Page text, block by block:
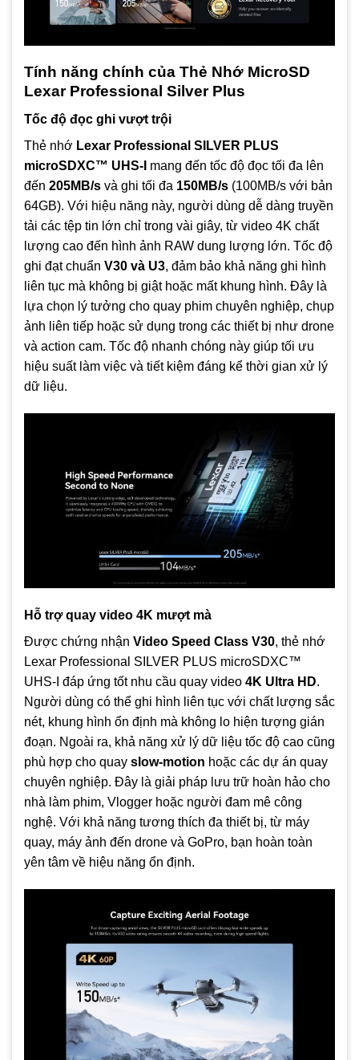
Tính năng chính của Thẻ Nhớ MicroSD
Lexar Professional Silver Plus
Tốc độ đọc ghi vượt trội
Thẻ nhớ Lexar Professional SILVER PLUS
microSDXC™ UHS‑I mang đến tốc độ đọc tối đa lên
đến 205MB/s và ghi tối đa 150MB/s (100MB/s với bản
64GB). Với hiệu năng này, người dùng dễ dàng truyền
tải các tệp tin lớn chỉ trong vài giây, từ video 4K chất
lượng cao đến hình ảnh RAW dung lượng lớn. Tốc độ
ghi đạt chuẩn V30 và U3, đảm bảo khả năng ghi hình
liên tục mà không bị giật hoặc mất khung hình. Đây là
lựa chọn lý tưởng cho quay phim chuyên nghiệp, chụp
ảnh liên tiếp hoặc sử dụng trong các thiết bị như drone
và action cam. Tốc độ nhanh chóng này giúp tối ưu
hiệu suất làm việc và tiết kiệm đáng kể thời gian xử lý
dữ liệu.
Hỗ trợ quay video 4K mượt mà
Được chứng nhận Video Speed Class V30, thẻ nhớ
Lexar Professional SILVER PLUS microSDXC™
UHS‑I đáp ứng tốt nhu cầu quay video 4K Ultra HD.
Người dùng có thể ghi hình liên tục với chất lượng sắc
nét, khung hình ổn định mà không lo hiện tượng gián
đoạn. Ngoài ra, khả năng xử lý dữ liệu tốc độ cao cũng
phù hợp cho quay slow-motion hoặc các dự án quay
chuyên nghiệp. Đây là giải pháp lưu trữ hoàn hảo cho
nhà làm phim, Vlogger hoặc người đam mê công
nghệ. Với khả năng tương thích đa thiết bị, từ máy
quay, máy ảnh đến drone và GoPro, bạn hoàn toàn
yên tâm về hiệu năng ổn định.